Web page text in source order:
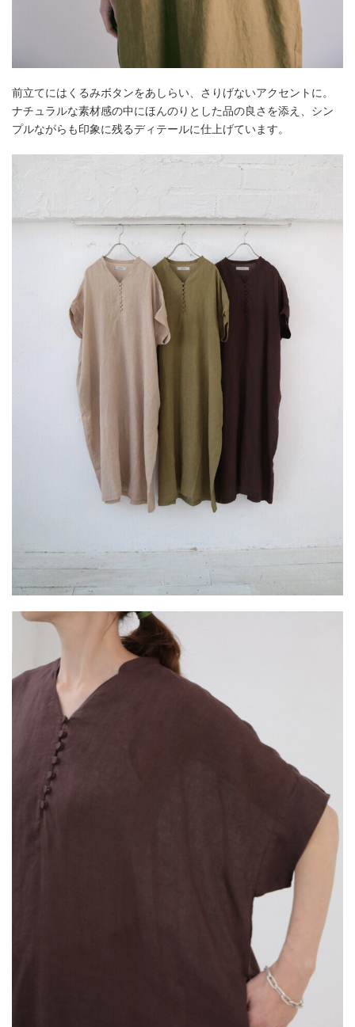
前立てにはくるみボタンをあしらい、さりげないアクセントに。
ナチュラルな素材感の中にほんのりとした品の良さを添え、シン
プルながらも印象に残るディテールに仕上げています。